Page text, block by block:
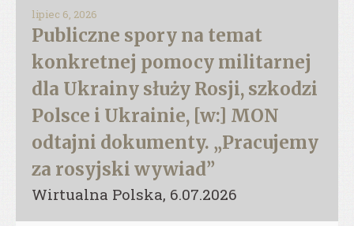
lipiec 6, 2026
Publiczne spory na temat
konkretnej pomocy militarnej
dla Ukrainy służy Rosji, szkodzi
Polsce i Ukrainie, [w:] MON
odtajni dokumenty. „Pracujemy
za rosyjski wywiad”
Wirtualna Polska, 6.07.2026